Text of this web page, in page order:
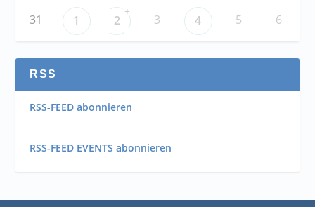
31 1 2
+
3 4 5 6
RSS
RSS-FEED abonnieren
RSS-FEED EVENTS abonnieren